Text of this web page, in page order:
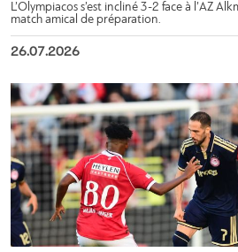
L’Olympiacos s’est incliné 3-2 face à l’AZ
match amical de préparation.
26.07.2026